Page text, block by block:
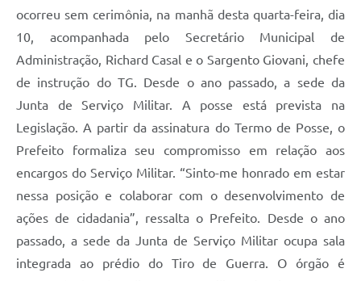
ocorreu sem cerimônia, na manhã desta quarta-feira, dia
10, acompanhada pelo Secretário Municipal de
Administração, Richard Casal e o Sargento Giovani, chefe
de instrução do TG. Desde o ano passado, a sede da
Junta de Serviço Militar. A posse está prevista na
Legislação. A partir da assinatura do Termo de Posse, o
Prefeito formaliza seu compromisso em relação aos
encargos do Serviço Militar. “Sinto-me honrado em estar
nessa posição e colaborar com o desenvolvimento de
ações de cidadania”, ressalta o Prefeito. Desde o ano
passado, a sede da Junta de Serviço Militar ocupa sala
integrada ao prédio do Tiro de Guerra. O órgão é